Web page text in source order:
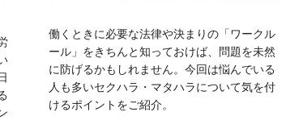
働くときに必要な法律や決まりの「ワークル
ール」をきちんと知っておけば、問題を未然
に防げるかもしれません。今回は悩んでいる
人も多いセクハラ・マタハラについて気を付
けるポイントをご紹介。